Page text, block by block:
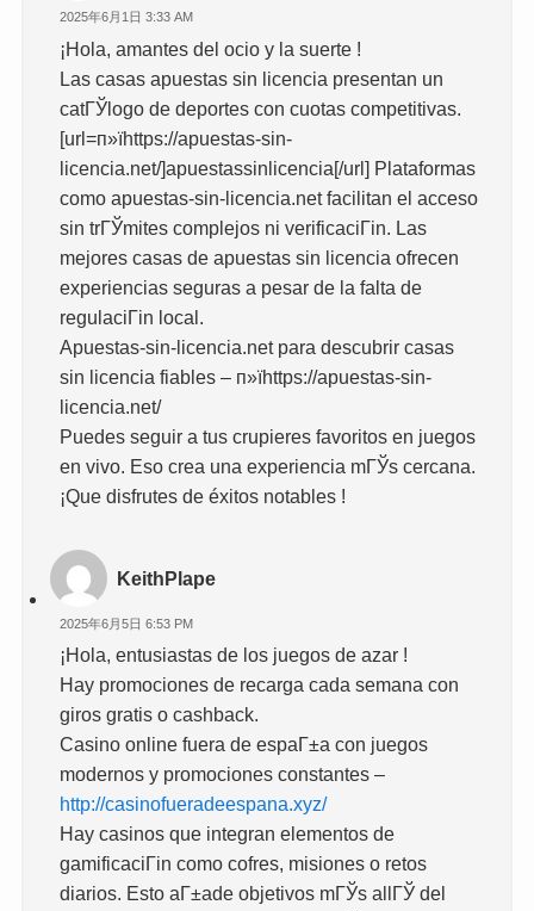
2025年6月1日 3:33 AM
¡Hola, amantes del ocio y la suerte !
Las casas apuestas sin licencia presentan un
catГЎlogo de deportes con cuotas competitivas.
[url=п»їhttps://apuestas-sin-
licencia.net/]apuestassinlicencia[/url] Plataformas
como apuestas-sin-licencia.net facilitan el acceso
sin trГЎmites complejos ni verificaciГіn. Las
mejores casas de apuestas sin licencia ofrecen
experiencias seguras a pesar de la falta de
regulaciГіn local.
Apuestas-sin-licencia.net para descubrir casas
sin licencia fiables – п»їhttps://apuestas-sin-
licencia.net/
Puedes seguir a tus crupieres favoritos en juegos
en vivo. Eso crea una experiencia mГЎs cercana.
¡Que disfrutes de éxitos notables !
KeithPlape
2025年6月5日 6:53 PM
¡Hola, entusiastas de los juegos de azar !
Hay promociones de recarga cada semana con
giros gratis o cashback.
Casino online fuera de espaГ±a con juegos
modernos y promociones constantes –
http://casinofueradeespana.xyz/
Hay casinos que integran elementos de
gamificaciГіn como cofres, misiones o retos
diarios. Esto aГ±ade objetivos mГЎs allГЎ del